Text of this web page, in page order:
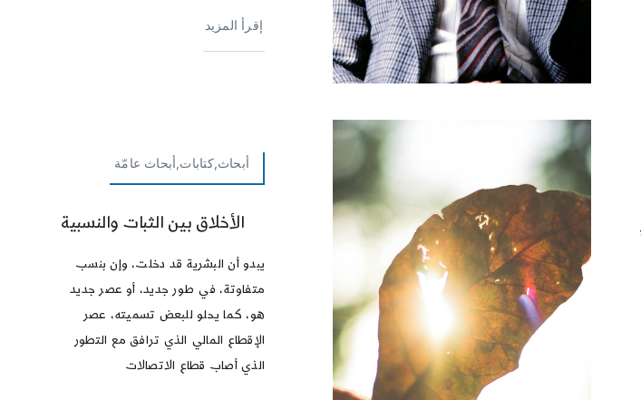
إقرأ المزيد
أبحاث,كتابات,أبحاث عامّة
الأخلاق بين الثبات والنسبية
يبدو أن البشرية قد دخلت، وإن بنسب
متفاوتة، في طور جديد، أو عصر جديد
هو، كما يحلو للبعض تسميته، عصر
الإقطاع المالي الذي ترافق مع التطور
الذي أصاب قطاع الاتصالات